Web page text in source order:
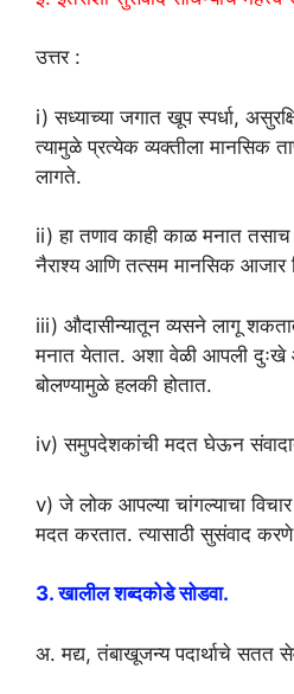
उत्तर :
i) सध्याच्या जगात खूप स्पर्धा,
त्यामुळे प्रत्येक व्यक्तीला मानसिक
लागते.
ii) हा तणाव काही काळ मनात तसाच
नैराश्य आणि तत्सम मानसिक आजार
iii) औदासीन्यातून व्यसने लागू
मनात येतात. अशा वेळी आपली दुःखे
बोलण्यामुळे हलकी होतात.
iv) समुपदेशकांची मदत घेऊन
v) जे लोक आपल्या चांगल्याचा
मदत करतात. त्यासाठी सुसंवाद
3. खालील शब्दकोडे सोडवा.
अ. मद्य, तंबाखूजन्य पदार्थाचे सतत